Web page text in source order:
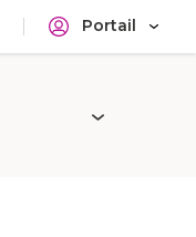
Portail